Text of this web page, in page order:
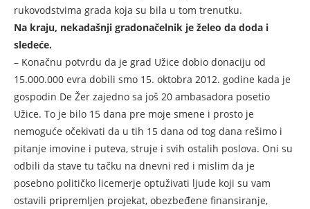
rukovodstvima grada koja su bila u tom trenutku.
Na kraju, nekadašnji gradonačelnik je želeo da doda i
sledeće.
– Konačnu potvrdu da je grad Užice dobio donaciju od
15.000.000 evra dobili smo 15. oktobra 2012. godine kada je
gospodin De Žer zajedno sa još 20 ambasadora posetio
Užice. To je bilo 15 dana pre moje smene i prosto je
nemoguće očekivati da u tih 15 dana od tog dana rešimo i
pitanje imovine i puteva, struje i svih ostalih poslova. Oni su
odbili da stave tu tačku na dnevni red i mislim da je
posebno političko licemerje optuživati ljude koji su vam
ostavili pripremljen projekat, obezbeđene finansiranje,